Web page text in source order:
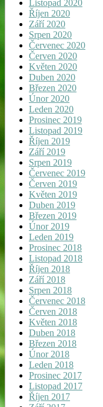
Listopad 2020
Říjen 2020
Září 2020
Srpen 2020
Červenec 2020
Červen 2020
Květen 2020
Duben 2020
Březen 2020
Únor 2020
Leden 2020
Prosinec 2019
Listopad 2019
Říjen 2019
Září 2019
Srpen 2019
Červenec 2019
Červen 2019
Květen 2019
Duben 2019
Březen 2019
Únor 2019
Leden 2019
Prosinec 2018
Listopad 2018
Říjen 2018
Září 2018
Srpen 2018
Červenec 2018
Červen 2018
Květen 2018
Duben 2018
Březen 2018
Únor 2018
Leden 2018
Prosinec 2017
Listopad 2017
Říjen 2017